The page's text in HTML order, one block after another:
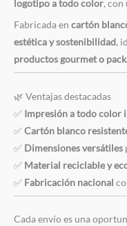
logotipo a todo color, con
Fabricada en cartón
estética y sostenibilidad,
productos gourmet o
🌿 Ventajas destacadas
✅ Impresión a todo color
✅Cartón blanco
✅ Dimensiones versátiles
✅ Material reciclable y
✅ Fabricación nacional
Cada envío es una